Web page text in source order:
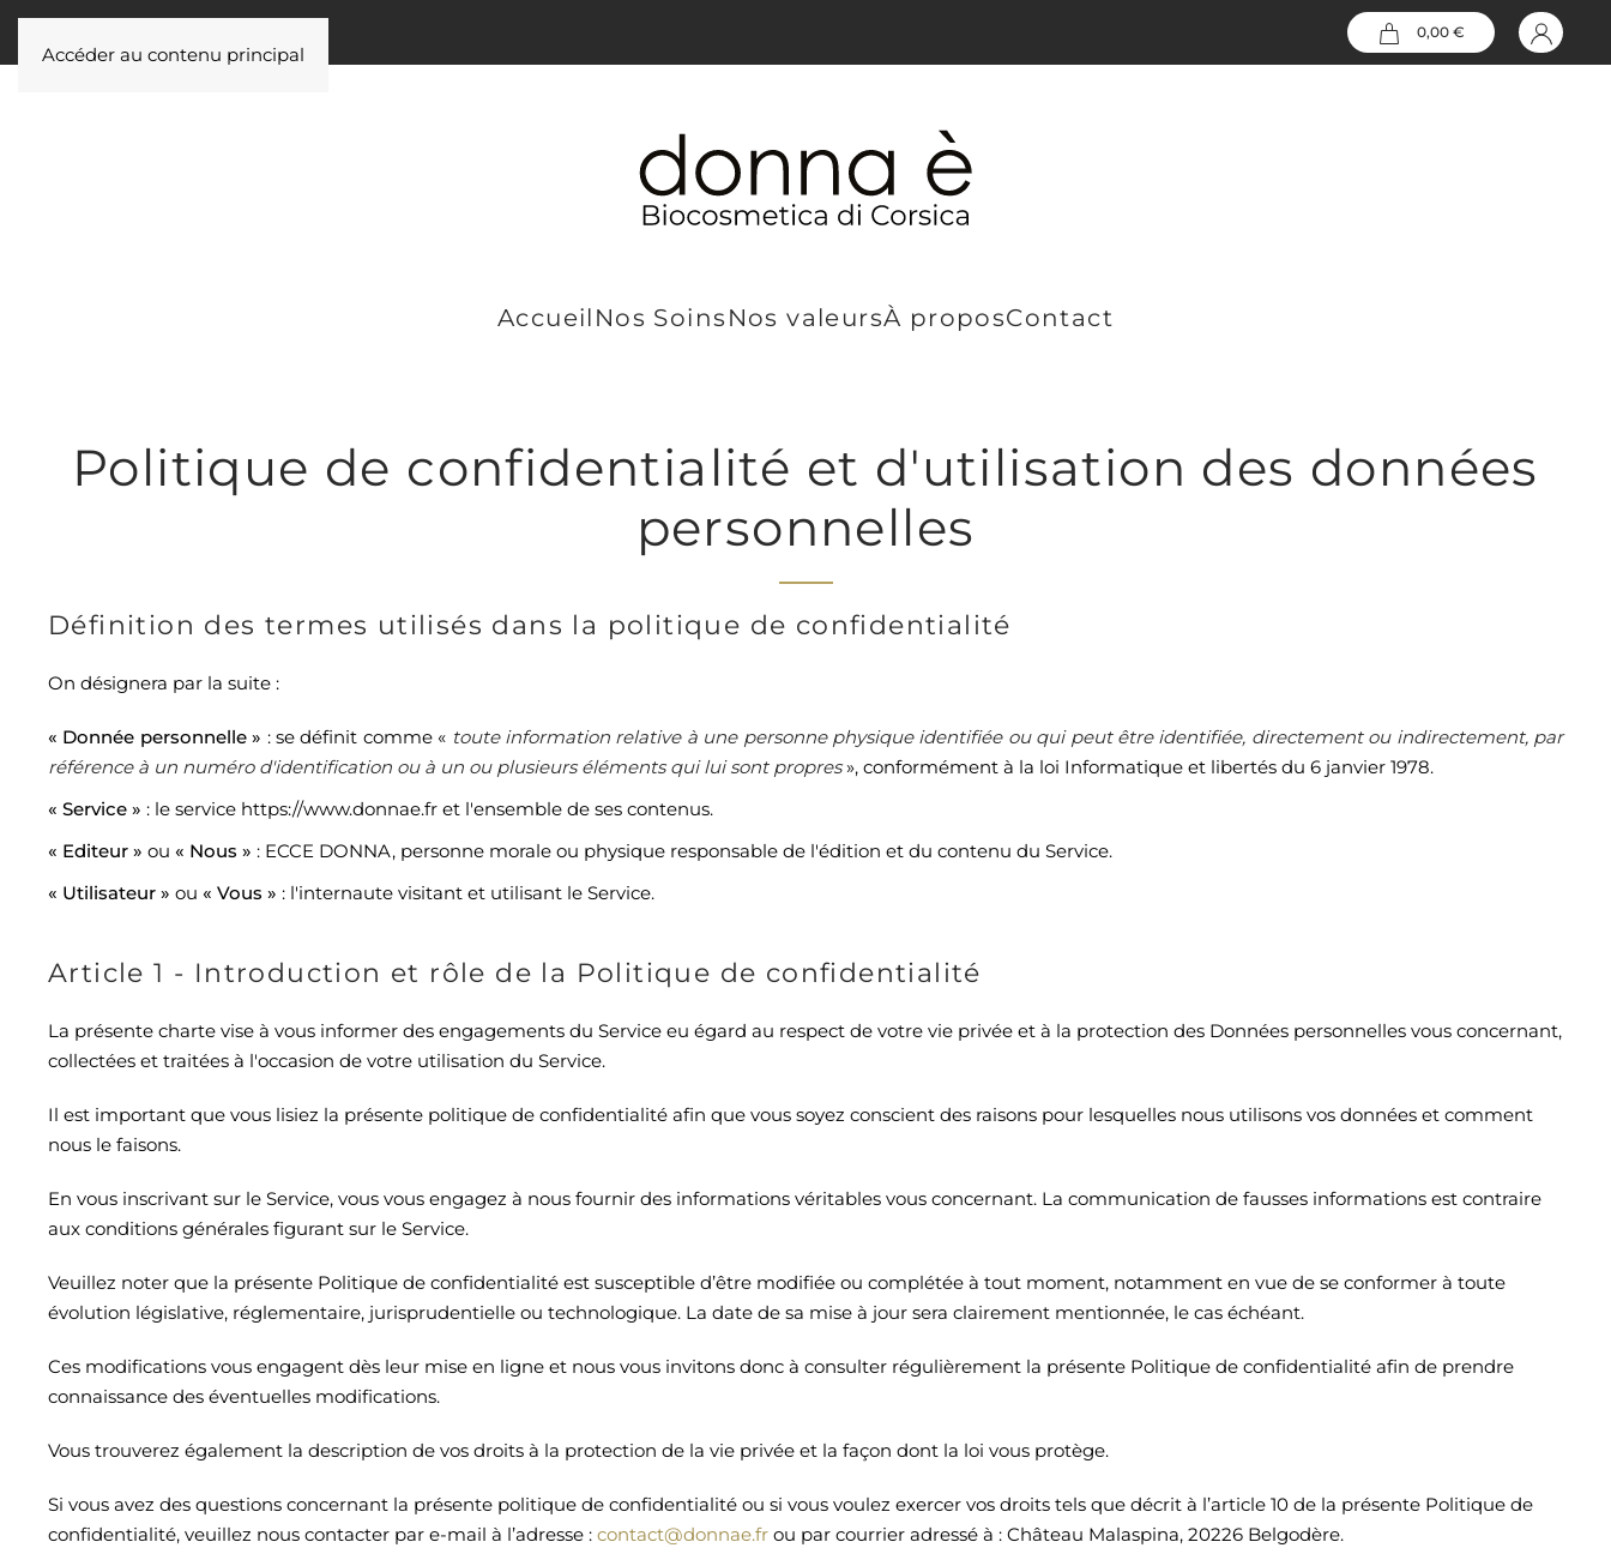
Accéder au contenu principal
0,00 €
Accueil Nos Soins Nos valeursÀ proposContact
Politique de confidentialité et d'utilisation des données
personnelles
Définition des termes utilisés dans la politique de confidentialité
On désignera par la suite :
« Donnée personnelle » : se définit comme « toute information relative à une personne physique identifiée ou qui peut être identifiée, directement ou indirectement, par
référence à un numéro d'identification ou à un ou plusieurs éléments qui lui sont propres», conformément à la loi Informatique et libertés du 6 janvier 1978.
« Service » : le service https://www.donnae.fr et l'ensemble de ses contenus.
« Editeur » ou « Nous » : ECCE DONNA, personne morale ou physique responsable de l'édition et du contenu du Service.
« Utilisateur » ou « Vous » : l'internaute visitant et utilisant le Service.
Article 1 - Introduction et rôle de la Politique de confidentialité
La présente charte vise à vous informer des engagements du Service eu égard au respect de votre vie privée et à la protection des Données personnelles vous concernant,
collectées et traitées à l'occasion de votre utilisation du Service.
Il est important que vous lisiez la présente politique de confidentialité afin que vous soyez conscient des raisons pour lesquelles nous utilisons vos données et comment
nous le faisons.
En vous inscrivant sur le Service, vous vous engagez à nous fournir des informations véritables vous concernant. La communication de fausses informations est contraire
aux conditions générales figurant sur le Service.
Veuillez noter que la présente Politique de confidentialité est susceptible d’être modifiée ou complétée à tout moment, notamment en vue de se conformer à toute
évolution législative, réglementaire, jurisprudentielle ou technologique. La date de sa mise à jour sera clairement mentionnée, le cas échéant.
Ces modifications vous engagent dès leur mise en ligne et nous vous invitons donc à consulter régulièrement la présente Politique de confidentialité afin de prendre
connaissance des éventuelles modifications.
Vous trouverez également la description de vos droits à la protection de la vie privée et la façon dont la loi vous protège.
Si vous avez des questions concernant la présente politique de confidentialité ou si vous voulez exercer vos droits tels que décrit à l’article 10 de la présente Politique de
confidentialité, veuillez nous contacter par e-mail à l’adresse : contact@donnae.fr ou par courrier adressé à : Château Malaspina, 20226 Belgodère.